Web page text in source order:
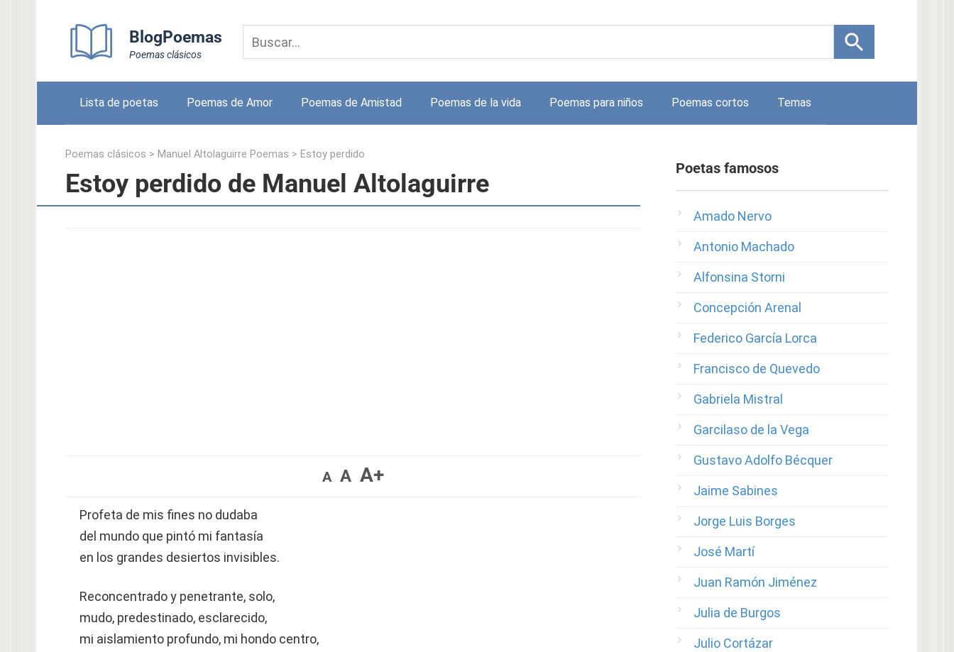
BlogPoemas
Poemas clásicos
Lista de poetas Poemas de Amor Poemas de Amistad Poemas de la vida Poemas para niños Poemas cortos Temas
Poemas clásicos > Manuel Altolaguirre Poemas > Estoy perdido
Estoy perdido de Manuel Altolaguirre
A A A+
Profeta de mis fines no dudaba
del mundo que pintó mi fantasía
en los grandes desiertos invisibles.
Reconcentrado y penetrante, solo,
mudo, predestinado, esclarecido,
mi aislamiento profundo, mi hondo centro,
Poetas famosos
Amado Nervo
Antonio Machado
Alfonsina Storni
Concepción Arenal
Federico García Lorca
Francisco de Quevedo
Gabriela Mistral
Garcilaso de la Vega
Gustavo Adolfo Bécquer
Jaime Sabines
Jorge Luis Borges
José Martí
Juan Ramón Jiménez
Julia de Burgos
Julio Cortázar